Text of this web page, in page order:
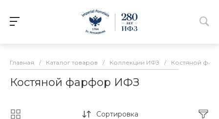
Главная / Каталог товаров / Коллекции ИФЗ / Костяной
Костяной фарфор ИФЗ
Сортировка